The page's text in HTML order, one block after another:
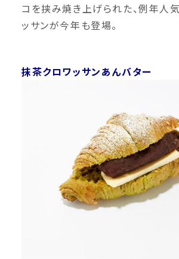
コを挟み焼き上げられた、例年人
ッサンが今年も登場。
抹茶クロワッサンあんバター